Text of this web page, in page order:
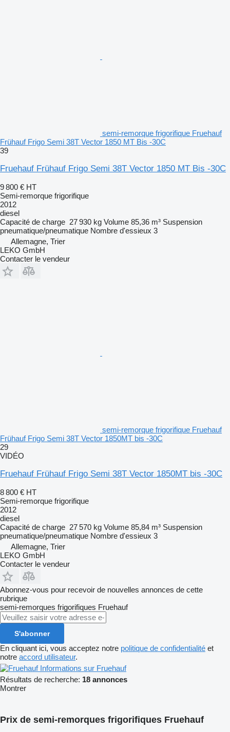
semi-remorque frigorifique Fruehauf
Frühauf Frigo Semi 38T Vector 1850 MT Bis -30C
39
Fruehauf Frühauf Frigo Semi 38T Vector 1850 MT Bis -30C
9 800 € HT
Semi-remorque frigorifique
2012
diesel
Capacité de charge 27 930 kg Volume 85,36 m³ Suspension
pneumatique/pneumatique Nombre d'essieux 3
Allemagne, Trier
LEKO GmbH
Contacter le vendeur
semi-remorque frigorifique Fruehauf
Frühauf Frigo Semi 38T Vector 1850MT bis -30C
29
VIDÉO
Fruehauf Frühauf Frigo Semi 38T Vector 1850MT bis -30C
8 800 € HT
Semi-remorque frigorifique
2012
diesel
Capacité de charge 27 570 kg Volume 85,84 m³ Suspension
pneumatique/pneumatique Nombre d'essieux 3
Allemagne, Trier
LEKO GmbH
Contacter le vendeur
Abonnez-vous pour recevoir de nouvelles annonces de cette
rubrique
semi-remorques frigorifiques Fruehauf
S'abonner
En cliquant ici, vous acceptez notre politique de confidentialité et
notre accord utilisateur.
Informations sur Fruehauf
Résultats de recherche: 18 annonces
Montrer
Prix de semi-remorques frigorifiques Fruehauf